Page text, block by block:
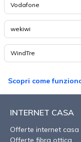
Vodafone
wekiwi
WindTre
Scopri come
INTERNET CASA
Offerte internet casa
Offerte fibra ottica